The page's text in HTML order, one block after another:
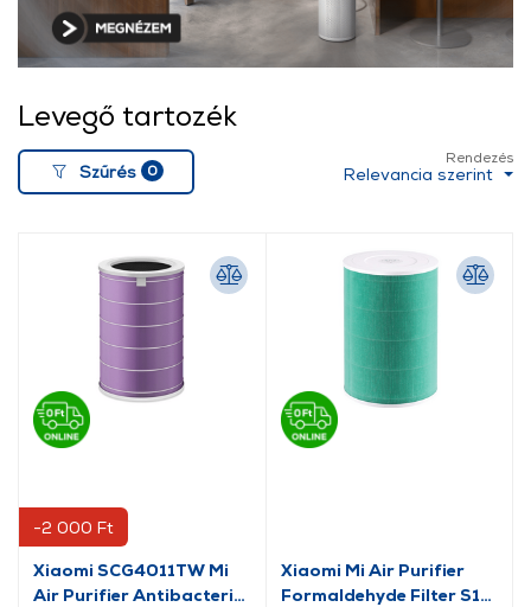
Levegő tartozék
Szűrés 0
Rendezés
Relevancia szerint
-2 000 Ft
Xiaomi SCG4011TW Mi
Air Purifier Antibacterial
Xiaomi Mi Air Purifier
Formaldehyde Filter S1